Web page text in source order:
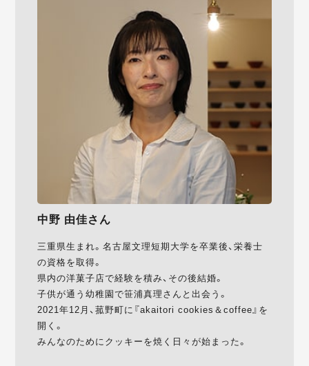
中野 由佳さん
三重県生まれ。名古屋文理短期大学を卒業後、栄養士
の資格を取得。
県内の洋菓子店で経験を積み、その後結婚。
子供が通う幼稚園で笹浦真理さんと出会う。
2021年12月、菰野町に『akaitori cookies＆coffee』を
開く。
みんなのためにクッキーを焼く日々が始まった。